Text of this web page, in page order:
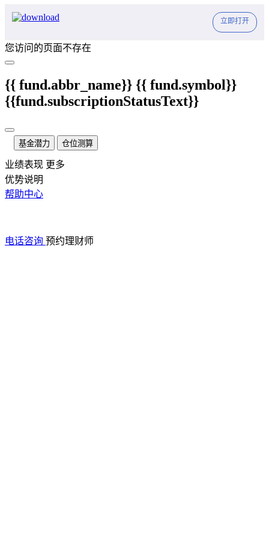
立即打开
您访问的页面不存在
{{ fund.abbr_name}} {{ fund.symbol}}
{{fund.subscriptionStatusText}}
基金潜力 仓位测算
业绩表现 更多
优势说明
帮助中心
电话咨询 预约理财师